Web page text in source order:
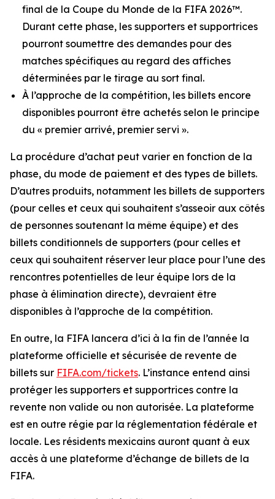
final de la Coupe du Monde de la FIFA 2026™.
Durant cette phase, les supporters et supportrices
pourront soumettre des demandes pour des
matches spécifiques au regard des affiches
déterminées par le tirage au sort final.
À l’approche de la compétition, les billets encore
disponibles pourront être achetés selon le principe
du « premier arrivé, premier servi ».
La procédure d’achat peut varier en fonction de la
phase, du mode de paiement et des types de billets.
D’autres produits, notamment les billets de supporters
(pour celles et ceux qui souhaitent s’asseoir aux côtés
de personnes soutenant la même équipe) et des
billets conditionnels de supporters (pour celles et
ceux qui souhaitent réserver leur place pour l’une des
rencontres potentielles de leur équipe lors de la
phase à élimination directe), devraient être
disponibles à l’approche de la compétition.
En outre, la FIFA lancera d’ici à la fin de l’année la
plateforme officielle et sécurisée de revente de
billets sur FIFA.com/tickets. L’instance entend ainsi
protéger les supporters et supportrices contre la
revente non valide ou non autorisée. La plateforme
est en outre régie par la réglementation fédérale et
locale. Les résidents mexicains auront quant à eux
accès à une plateforme d’échange de billets de la
FIFA.